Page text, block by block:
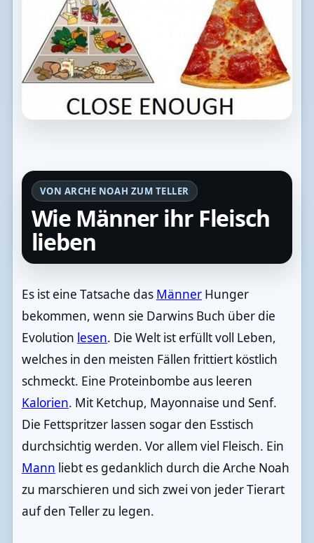
VON ARCHE NOAH ZUM TELLER
Wie Männer ihr Fleisch
lieben
Es ist eine Tatsache das MännerHunger
bekommen, wenn sie Darwins Buch über die
Evolution lesen. Die Welt ist erfüllt voll Leben,
welches in den meisten Fällen frittiert köstlich
schmeckt. Eine Proteinbombe aus leeren
Kalorien. Mit Ketchup, Mayonnaise und Senf.
Die Fettspritzer lassen sogar den Esstisch
durchsichtig werden. Vor allem viel Fleisch. Ein
Mann liebt es gedanklich durch die Arche Noah
zu marschieren und sich zwei von jeder Tierart
auf den Teller zu legen.